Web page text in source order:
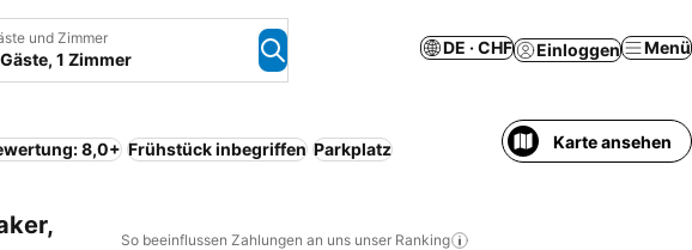
und Zimmer
1 Zimmer
DE · CHF Einloggen Menü
8,0+ Frühstück inbegriffen Parkplatz Karte ansehen
So beeinflussen Zahlungen an uns unser Ranking